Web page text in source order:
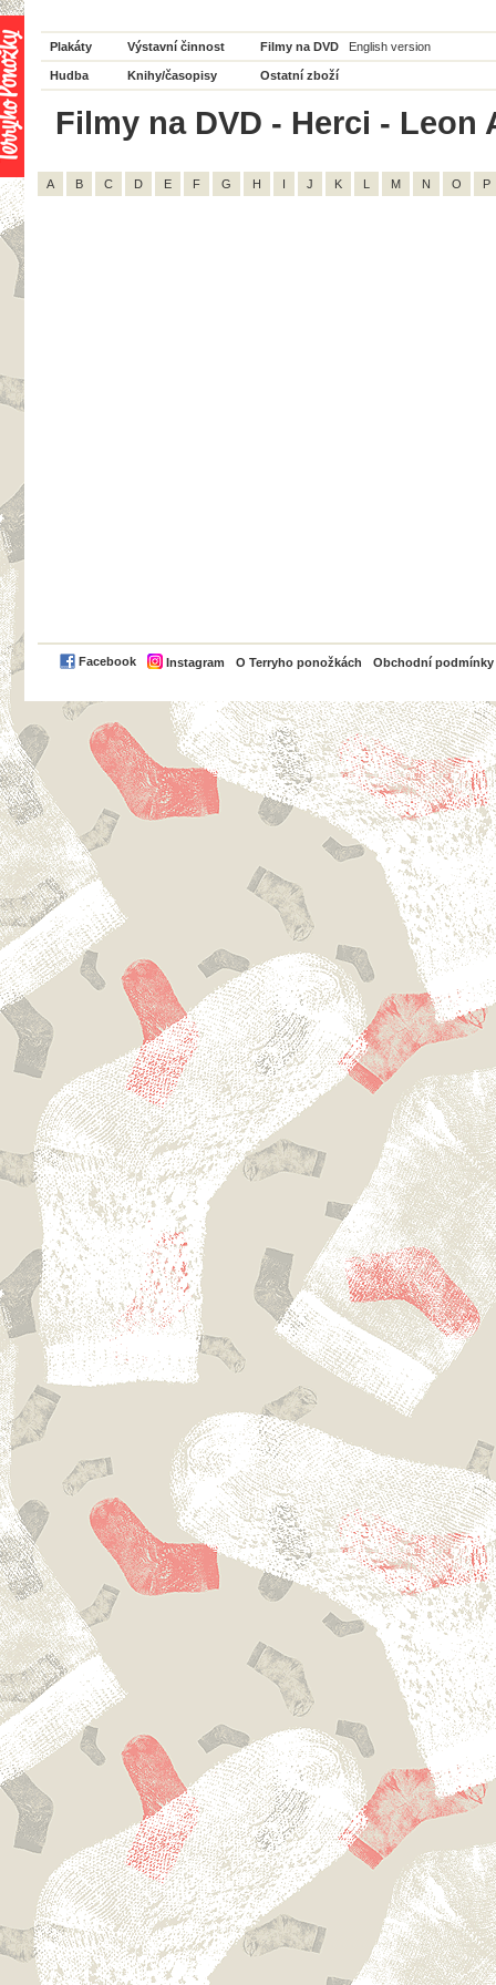
Plakáty Výstavní činnost Filmy na DVD English version
Hudba Knihy/časopisy Ostatní zboží
Filmy na DVD - Herci - Leon
A B C D E F G H I J K L M N O P
Facebook Instagram O Terryho ponožkách Obchodní podmínky
PayPal